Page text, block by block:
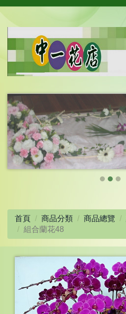
首頁 商品分類 商品總覽
組合蘭花48